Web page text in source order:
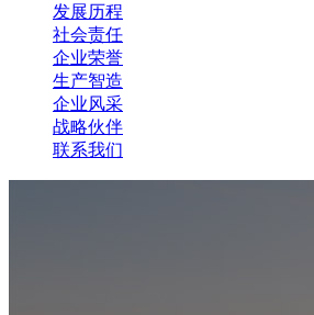
发展历程
社会责任
企业荣誉
生产智造
企业风采
战略伙伴
联系我们